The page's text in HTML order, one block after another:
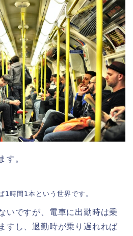
す。
1時間1本という世界です。
いですが、電車に出勤時は乗
すし、退勤時が乗り遅れれば